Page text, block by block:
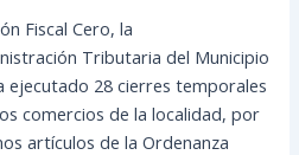
Fiscal Cero, la
Tributaria del Municipio
ejecutado 28 cierres temporales
comercios de la localidad, por
artículos de la Ordenanza